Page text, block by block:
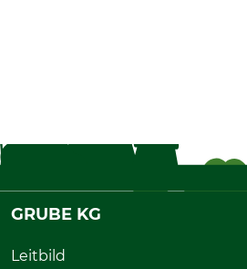
GRUBE KG
Leitbild